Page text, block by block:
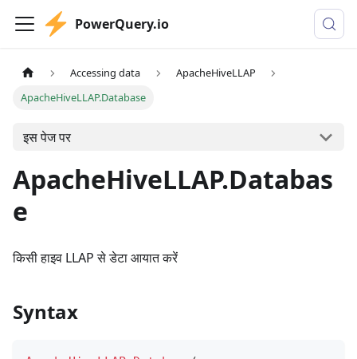
PowerQuery.io
Accessing data
ApacheHiveLLAP
ApacheHiveLLAP.Database
इस पेज पर
ApacheHiveLLAP.Databas
e
किसी हाइव LLAP से डेटा आयात करें
Syntax